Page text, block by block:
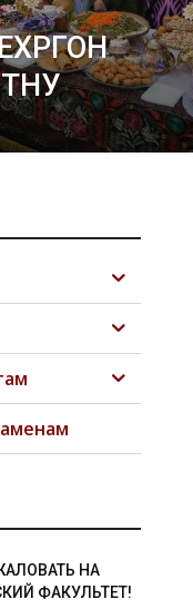
НА
ФАКУЛЬТЕТ!